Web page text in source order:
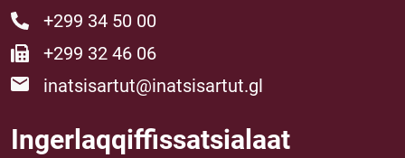
+299 34 50 00
+299 32 46 06
inatsisartut@inatsisartut.gl
Ingerlaqqiffissatsialaat